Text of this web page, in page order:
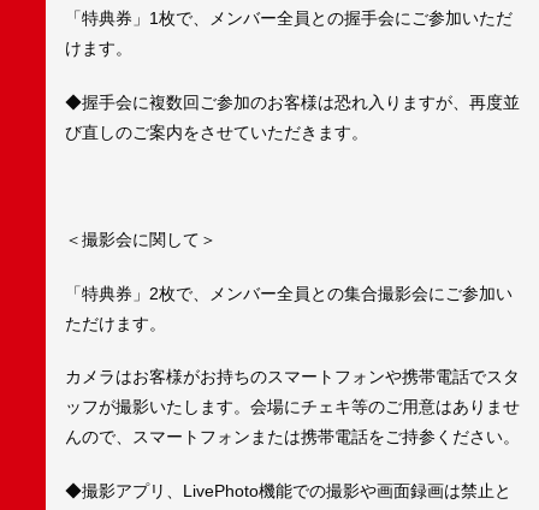
「特典券」1枚で、メンバー全員との握手会にご参加いただ
けます。
◆握手会に複数回ご参加のお客様は恐れ入りますが、再度並
び直しのご案内をさせていただきます。
＜撮影会に関して＞
「特典券」2枚で、メンバー全員との集合撮影会にご参加い
ただけます。
カメラはお客様がお持ちのスマートフォンや携帯電話でスタ
ッフが撮影いたします。会場にチェキ等のご用意はありませ
んので、スマートフォンまたは携帯電話をご持参ください。
◆撮影アプリ、LivePhoto機能での撮影や画面録画は禁止と